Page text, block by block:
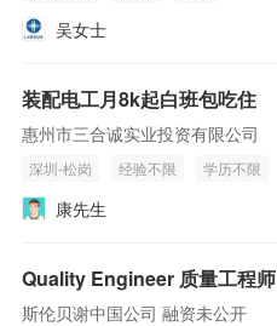
吴女士
装配电工月8k起白班包吃住
惠州市三合诚实业投资有限公司
深圳-松岗 经验不限 学历不限
康先生
Quality Engineer 质量工程师
斯伦贝谢中国公司 融资未公开